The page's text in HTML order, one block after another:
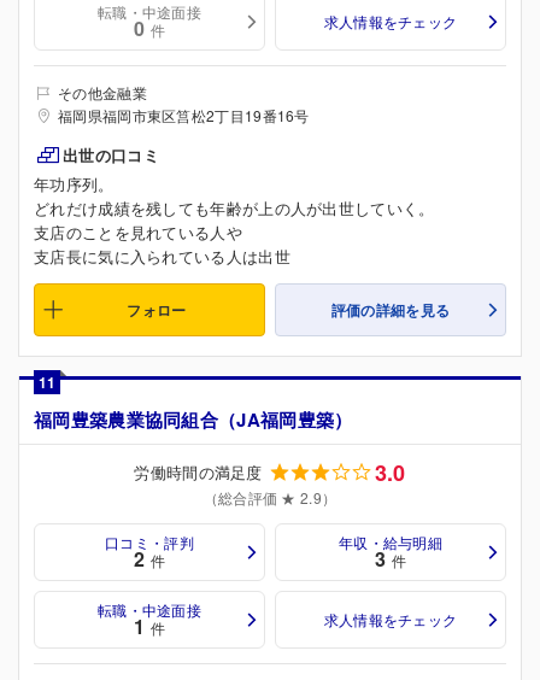
転職・中途面接
0 件 求人情報をチェック
その他金融業
福岡県福岡市東区筥松2丁目19番16号
出世の口コミ
年功序列。
どれだけ成績を残しても年齢が上の人が出世していく。
支店のことを見れている人や
支店長に気に入られている人は出世
フォロー 評価の詳細を見る
11
福岡豊築農業協同組合（JA福岡豊築）
労働時間の満足度 3.0
（総合評価 ★ 2.9）
口コミ・評判
2 件
年収・給与明細
3 件
転職・中途面接
1 件 求人情報をチェック